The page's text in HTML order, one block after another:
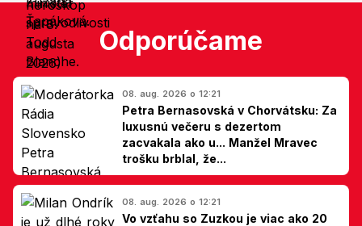
Odporúčame
08. aug. 2026 o 12:21
Petra Bernasovská v Chorvátsku: Za
luxusnú večeru s dezertom
zacvakala ako u... Manžel Mravec
trošku brblal, že...
08. aug. 2026 o 12:21
Vo vzťahu so Zuzkou je viac ako 20